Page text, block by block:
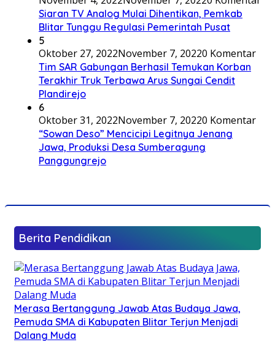
Siaran TV Analog Mulai Dihentikan, Pemkab
Blitar Tunggu Regulasi Pemerintah Pusat
5
Oktober 27, 2022November 7, 20220 Komentar
Tim SAR Gabungan Berhasil Temukan Korban
Terakhir Truk Terbawa Arus Sungai Cendit
Plandirejo
6
Oktober 31, 2022November 7, 20220 Komentar
“Sowan Deso” Mencicipi Legitnya Jenang
Jawa, Produksi Desa Sumberagung
Panggungrejo
Berita Pendidikan
Merasa Bertanggung Jawab Atas Budaya Jawa,
Pemuda SMA di Kabupaten Blitar Terjun Menjadi
Dalang Muda